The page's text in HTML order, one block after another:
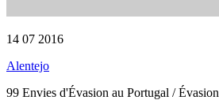
14 07 2016
Alentejo
99 Envies d'Évasion au Portugal / Évasion